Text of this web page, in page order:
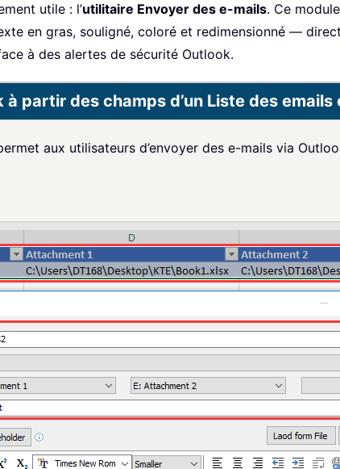
utile : l’utilitaire Envoyer des e-mails. Ce
en gras, souligné, coloré et redimensionné —
à des alertes de sécurité Outlook.
partir des champs d’un Liste des emails
aux utilisateurs d’envoyer des e-mails via